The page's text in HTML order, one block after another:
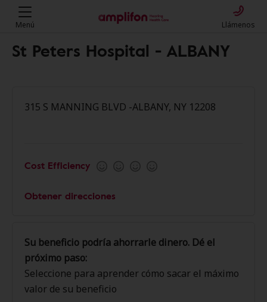
Menú Llámenos
St Peters Hospital - ALBANY
315 S MANNING BLVD -ALBANY, NY 12208
Cost Efficiency
Obtener direcciones
Su beneficio podría ahorrarle dinero. Dé el
próximo paso:
Seleccione para aprender cómo sacar el máximo
valor de su beneficio